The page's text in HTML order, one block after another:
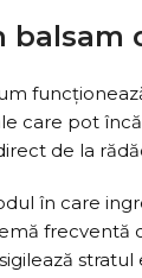
balsam
care pot
de la
în care